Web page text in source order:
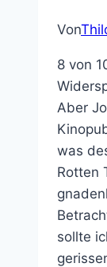
Von
8 von
Aber
was
Rotten
sollte